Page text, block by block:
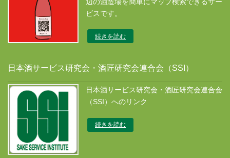
ビスです。
続きを読む
日本酒サービス研究会・酒匠研究会連合会（SSI）
日本酒サービス研究会・酒匠研究会連合会
（SSI）へのリンク
続きを読む